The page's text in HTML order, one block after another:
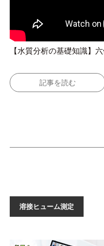
【水質分析の基礎知識】
記事を読む
溶接ヒューム測定